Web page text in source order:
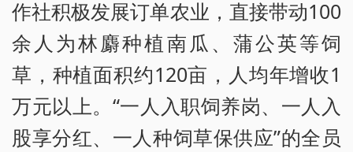
作社积极发展订单农业，直接带动100
余人为林麝种植南瓜、蒲公英等饲
草，种植面积约120亩，人均年增收1
万元以上。“一人入职饲养岗、一人入
股享分红、一人种饲草保供应”的全员